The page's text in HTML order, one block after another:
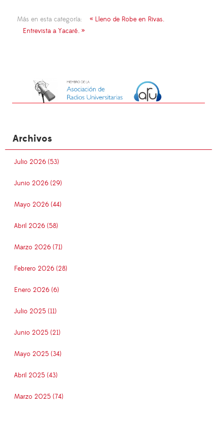
Más en esta categoría:
« Lleno de Robe en Rivas.
Entrevista a Yacaré. »
Archivos
Julio 2026 (53)
Junio 2026 (29)
Mayo 2026 (44)
Abril 2026 (58)
Marzo 2026 (71)
Febrero 2026 (28)
Enero 2026 (6)
Julio 2025 (11)
Junio 2025 (21)
Mayo 2025 (34)
Abril 2025 (43)
Marzo 2025 (74)